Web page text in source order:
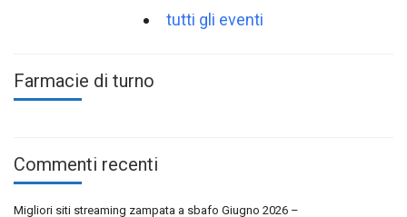
tutti gli eventi
Farmacie di turno
Commenti recenti
Migliori siti streaming zampata a sbafo Giugno 2026 –